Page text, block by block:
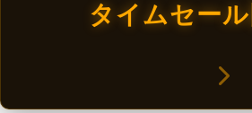
タイムセール